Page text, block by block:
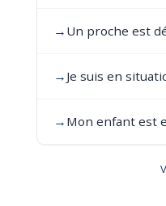
→ Un proche est
→ Je suis en
→ Mon enfant est